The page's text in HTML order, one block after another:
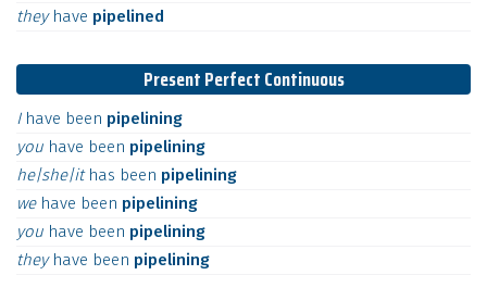
they have pipelined
Present Perfect Continuous
I have been pipelining
you have been pipelining
he|she|it has been pipelining
we have been pipelining
you have been pipelining
they have been pipelining